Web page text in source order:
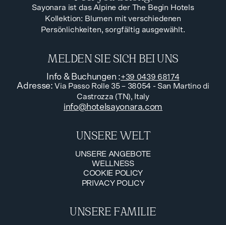
Sayonara ist das Alpine der The Begin Hotels
Kollektion: Blumen mit verschiedenen
Persönlichkeiten, sorgfältig ausgewählt.
MELDEN SIE SICH BEI UNS
Info & Buchungen :+39 0439 68174
Adresse:Via Passo Rolle 35 – 38054 - San Martino di
Castrozza (TN), Italy
info@hotelsayonara.com
UNSERE WELT
UNSERE ANGEBOTE
UNSERE ANGEBOTE
WELLNESS
WELLNESS
COOKIE POLICY
COOKIE POLICY
PRIVACY POLICY
UNSERE FAMILIE